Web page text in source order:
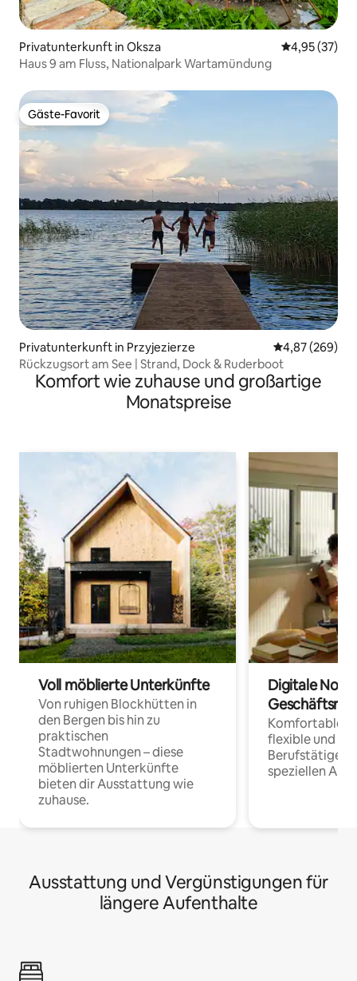
Privatunterkunft in Oksza
4,95 (37)
Haus 9 am Fluss, Nationalpark Wartamündung
Gäste-Favorit
Gäste-Favorit
Privatunterkunft in Przyjezierze
4,87 (269)
Rückzugsort am See | Strand, Dock & Ruderboot
Komfort wie zuhause und großartige
Monatspreise
Voll möblierte Unterkünfte
Von ruhigen Blockhütten in
den Bergen bis hin zu
praktischen
Stadtwohnungen – diese
möblierten Unterkünfte
bieten dir Ausstattung wie
zuhause.
Digitale
Komfortable
flexible und
Berufstätige
speziellen
Ausstattung und Vergünstigungen für
längere Aufenthalte